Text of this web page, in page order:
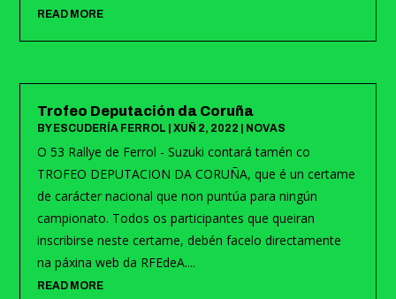
READ MORE
Trofeo Deputación da Coruña
BYESCUDERÍA FERROL |XUÑ 2, 2022 | NOVAS
O 53 Rallye de Ferrol - Suzuki contará tamén co
TROFEO DEPUTACION DA CORUÑA, que é un certame
de carácter nacional que non puntúa para ningún
campionato. Todos os participantes que queiran
inscribirse neste certame, debén facelo directamente
na páxina web da RFEdeA....
READ MORE